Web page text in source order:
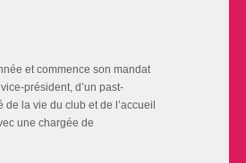
et commence son mandat
président, d’un past-
de la vie du club et de l’accueil
une chargée de